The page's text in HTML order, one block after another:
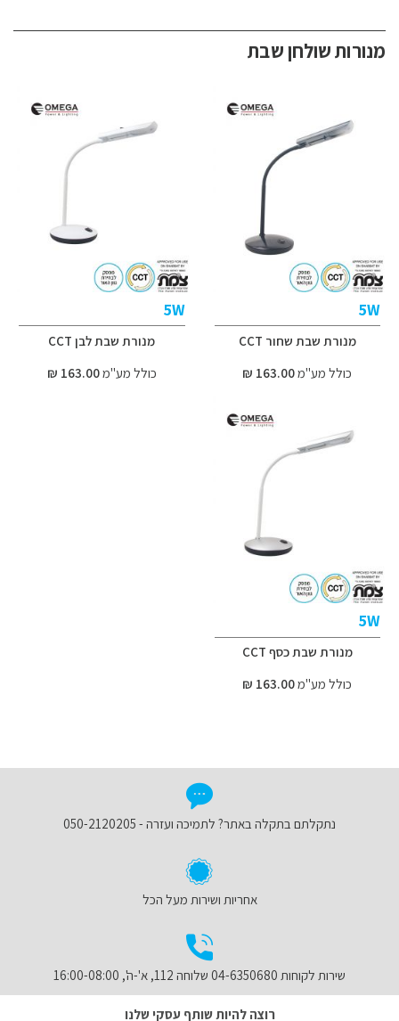
מנורות שולחן שבת
5W
מנורת שבת שחור CCT
כולל מע"מ163.00 ₪
5W
מנורת שבת לבן CCT
כולל מע"מ163.00 ₪
5W
מנורת שבת כסף CCT
כולל מע"מ163.00 ₪
נתקלתם בתקלה באתר? לתמיכה ועזרה - 050-2120205
אחריות ושירות מעל הכל
שירות לקוחות 04-6350680 שלוחה 112, א'-ה', 16:00-08:00
רוצה להיות שותף עסקי שלנו